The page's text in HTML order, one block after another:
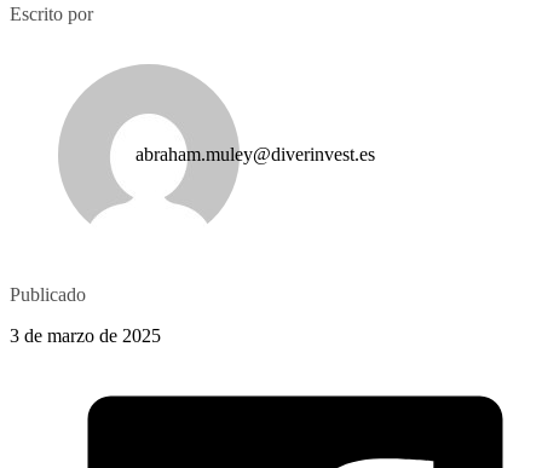
Escrito por
abraham.muley@diverinvest.es
Publicado
3 de marzo de 2025